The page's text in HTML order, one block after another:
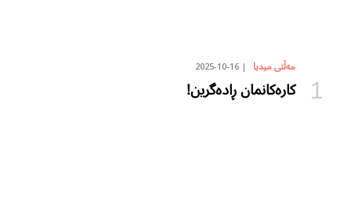
مەڵتی میدیا 2025-10-16
کارەکانمان ڕادەگرین!